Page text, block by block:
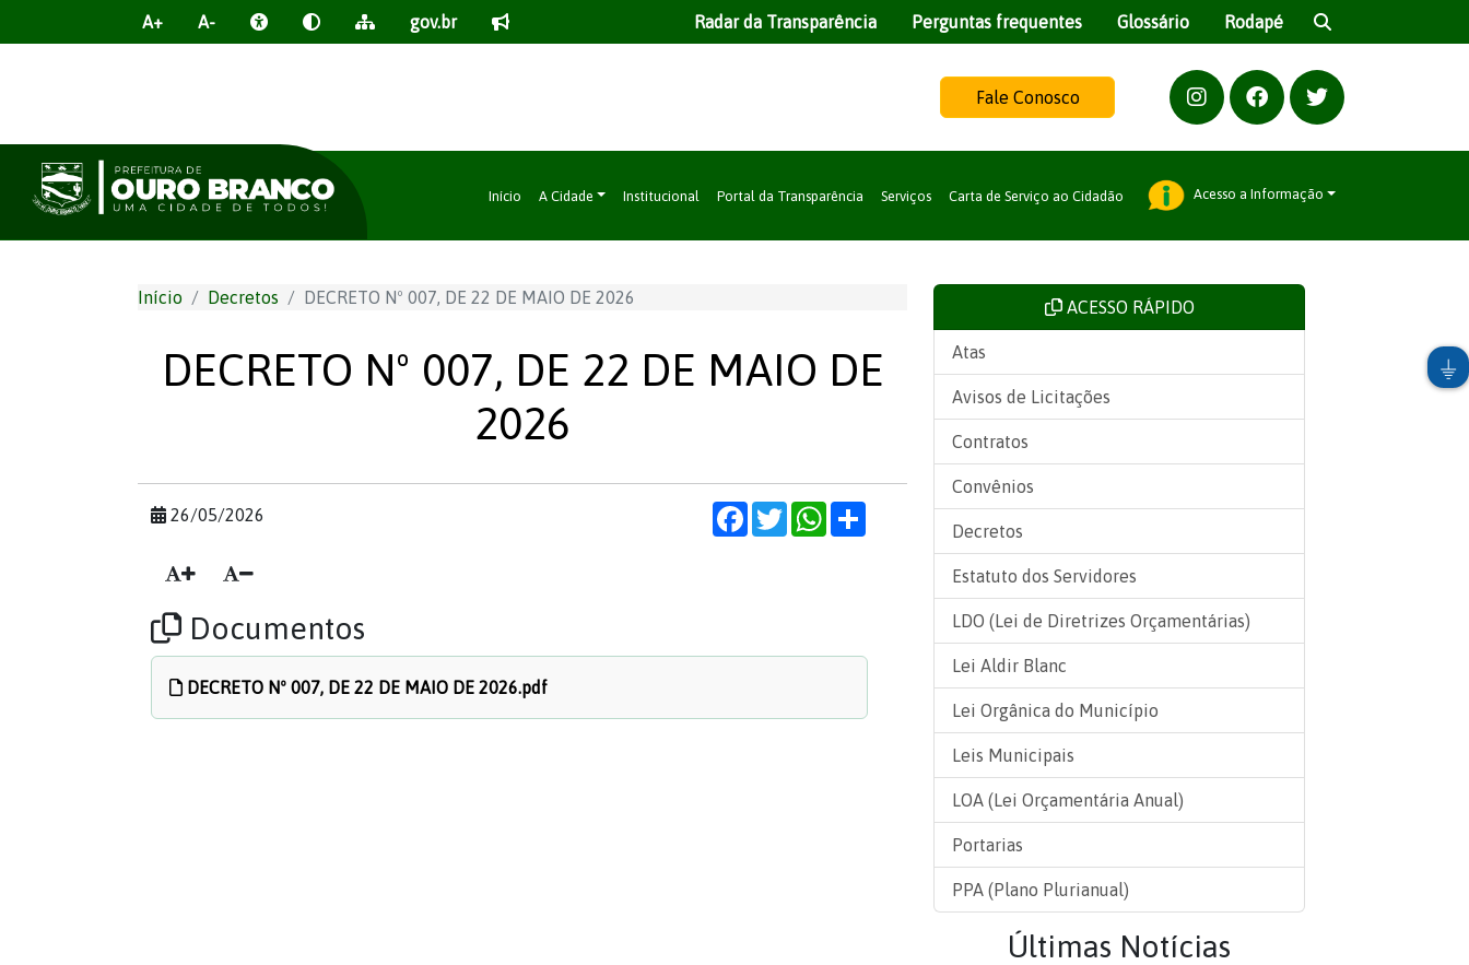
A+ A- gov.br Radar da Transparência Perguntas frequentes Glossário Rodapé
Fale Conosco
Início A Cidade Institucional Portal da Transparência Serviços Carta de Serviço ao Cidadão Acesso a Informação
Início Decretos DECRETO Nº 007, DE 22 DE MAIO DE 2026
DECRETO Nº 007, DE 22 DE MAIO DE
2026
26/05/2026 Facebook
TwitterWhatsApp
Documentos
DECRETO Nº 007, DE 22 DE MAIO DE 2026.pdf
ACESSO RÁPIDO
Atas
Avisos de Licitações
Contratos
Convênios
Decretos
Estatuto dos Servidores
LDO (Lei de Diretrizes Orçamentárias)
Lei Aldir Blanc
Lei Orgânica do Município
Leis Municipais
LOA (Lei Orçamentária Anual)
Portarias
PPA (Plano Plurianual)
Últimas Notícias